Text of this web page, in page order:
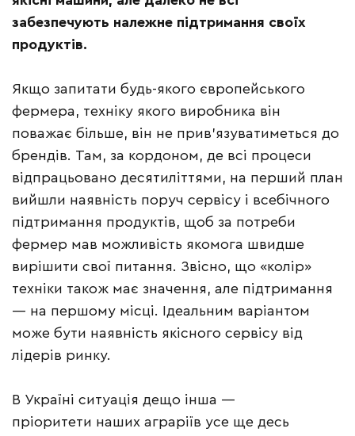
забезпечують належне підтримання своїх
продуктів.
Якщо запитати будь-якого європейського
фермера, техніку якого виробника він
поважає більше, він не прив’язуватиметься до
брендів. Там, за кордоном, де всі процеси
відпрацьовано десятиліттями, на перший план
вийшли наявність поруч сервісу і всебічного
підтримання продуктів, щоб за потреби
фермер мав можливість якомога швидше
вирішити свої питання. Звісно, що «колір»
техніки також має значення, але підтримання
— на першому місці. Ідеальним варіантом
може бути наявність якісного сервісу від
лідерів ринку.
В Україні ситуація дещо інша —
пріоритети наших аграріїв усе ще десь